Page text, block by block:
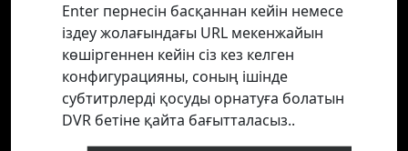
Enter пернесін басқаннан кейін немесе
іздеу жолағындағы URL мекенжайын
көшіргеннен кейін сіз кез келген
конфигурацияны, соның ішінде
субтитрлерді қосуды орнатуға болатын
DVR бетіне қайта бағытталасыз..